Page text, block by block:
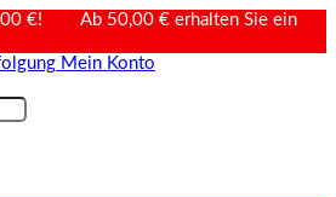
€! Ab 50,00 € erhalten Sie ein
Mein Konto